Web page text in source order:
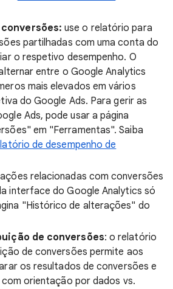
use o relatório para
partilhadas com uma conta do
o respetivo desempenho. O
entre o Google Analytics
mais elevados em vários
do Google Ads. Para gerir as
Ads, pode usar a página
em "Ferramentas". Saiba
de desempenho de
relacionadas com conversões
interface do Google Analytics só
"Histórico de alterações" do
de conversões: o relatório
de conversões permite aos
os resultados de conversões e
orientação por dados vs.